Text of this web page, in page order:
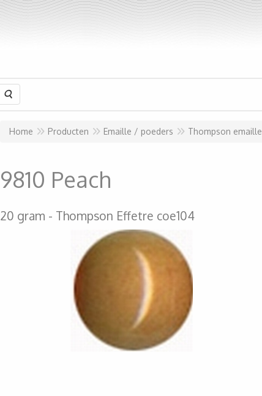
Zoeken
Home Producten Emaille / poeders Thompson emaille
9810 Peach
20 gram Thompson Effetre coe104